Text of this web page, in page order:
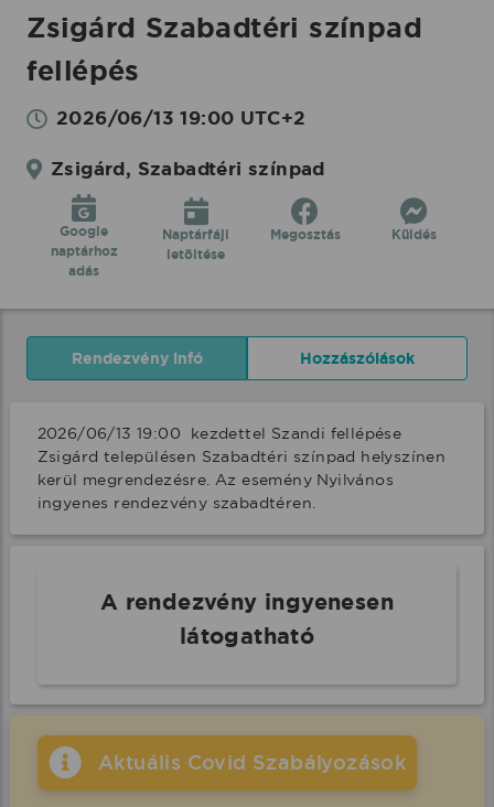
Zsigárd Szabadtéri színpad
fellépés
2026/06/13 19:00 UTC+2
Zsigárd, Szabadtéri színpad
Google
naptárhoz
adás
Naptárfájl
letöltése
Megosztás Küldés
Rendezvény infó Hozzászólások
2026/06/13 19:00  kezdettel Szandi fellépése
Zsigárd településen Szabadtéri színpad helyszínen
kerül megrendezésre. Az esemény Nyilvános
ingyenes rendezvény szabadtéren.
A rendezvény ingyenesen
látogatható
Aktuális Covid Szabályozások